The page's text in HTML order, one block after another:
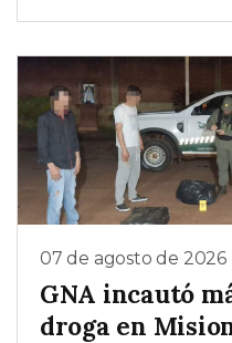
07 de agosto de 2026
GNA incautó
droga en